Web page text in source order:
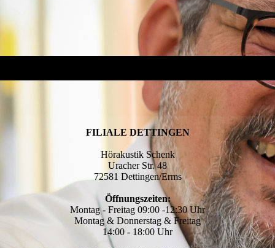
FILIALE DETTINGEN
Hörakustik Schenk
Uracher Str. 48
72581 Dettingen/Erms
Öffnungszeiten:
Montag - Freitag 09:00 -12:30 Uhr
Montag & Donnerstag & Freitag
14:00 - 18:00 Uhr